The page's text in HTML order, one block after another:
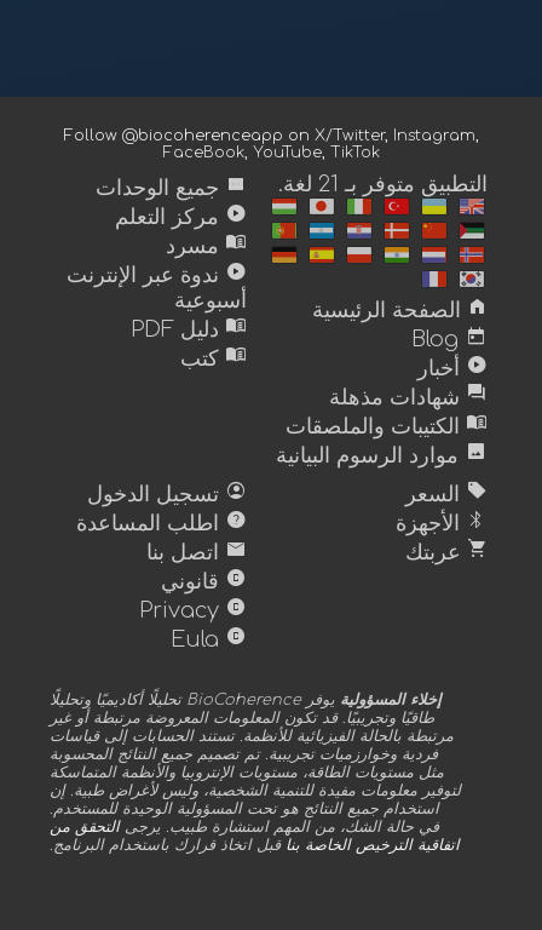
Follow @biocoherenceapp on X/Twitter, Instagram,
FaceBook, YouTube, TikTok
التطبيق متوفر بـ 21 لغة.
home الصفحة الرئيسية
today
play_circle أخبار
forum شهادات مذهلة
menu_book الكتيبات والملصقات
image موارد الرسوم البيانية
view_module جميع الوحدات
play_circle مركز التعلم
menu_book مسرد
play_circle ندوة عبر الإنترنت
أسبوعية
menu_book دليل PDF
menu_book كتب
sell السعر
bluetooth الأجهزة
shopping_cart عربتك
account_circle تسجيل الدخول
help اطلب المساعدة
mail اتصل بنا
copyright قانوني
copyright
copyright
إخلاء المسؤولية
يوفر BioCoherence تحليلًا أكاديميًا وتحليلًا
طاقيًا وتجريبيًا. قد تكون المعلومات المعروضة مرتبطة أو غير
مرتبطة بالحالة الفيزيائية للأنظمة. تستند الحسابات إلى قياسات
فردية وخوارزميات تجريبية. تم تصميم جميع النتائج المحسوبة
مثل مستويات الطاقة، مستويات الإنتروبيا والأنظمة المتماسكة
لتوفير معلومات مفيدة للتنمية الشخصية، وليس لأغراض طبية. إن
استخدام جميع النتائج هو تحت المسؤولية الوحيدة للمستخدم.
في حالة الشك، من المهم استشارة طبيب. يرجىالتحقق من
اتفاقية الترخيص الخاصة بنا قبل اتخاذ قرارك باستخدام البرنامج.